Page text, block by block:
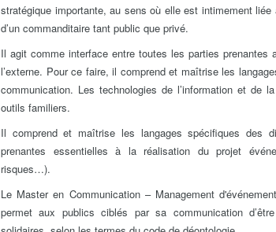
stratégique importante, au sens où elle est intimement
d’un commanditaire tant public que privé.
Il agit comme interface entre toutes les parties prenantes
l’externe. Pour ce faire, il comprend et maîtrise les
communication. Les technologies de l’information et de
outils familiers.
Il comprend et maîtrise les langages spécifiques des
prenantes essentielles à la réalisation du projet
risques…).
Le Master en Communication – Management
permet aux publics ciblés par sa communication